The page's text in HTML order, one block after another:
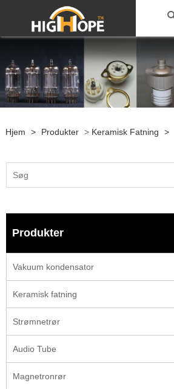
Hjem > Produkter > Keramisk Fatning >
Produkter
Vakuum kondensator
Keramisk fatning
Strømnetrør
Audio Tube
Magnetronrør